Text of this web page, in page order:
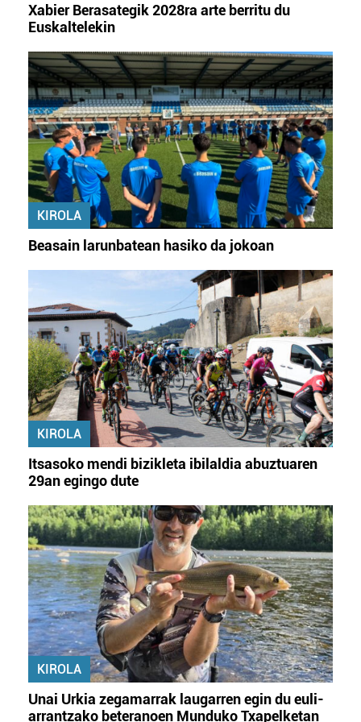
Xabier Berasategik 2028ra arte berritu du
Euskaltelekin
KIROLA
Beasain larunbatean hasiko da jokoan
KIROLA
Itsasoko mendi bizikleta ibilaldia abuztuaren
29an egingo dute
KIROLA
Unai Urkia zegamarrak laugarren egin du euli-
arrantzako beteranoen Munduko Txapelketan